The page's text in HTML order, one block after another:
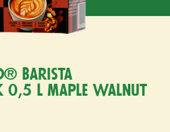
Barista
0,5 l maple walnut